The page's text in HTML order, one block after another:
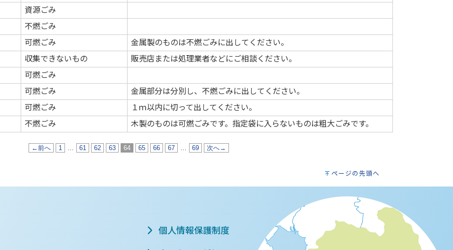
資源ごみ
不燃ごみ
可燃ごみ
金属製のものは不燃ごみに出してください。
収集できないもの
販売店または処理業者などにご相談ください。
可燃ごみ
可燃ごみ
金属部分は分別し、不燃ごみに出してください。
可燃ごみ
１ｍ以内に切って出してください。
不燃ごみ 木製のものは可燃ごみです。指定袋に入らないものは粗大ごみです。
←前へ 1 … 61 62 63 64 65 66 67 … 69 次へ→
ページの先頭へ
個人情報保護制度